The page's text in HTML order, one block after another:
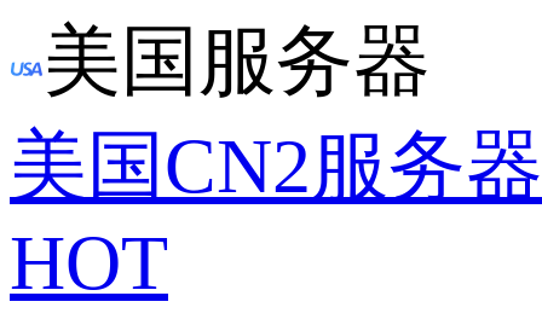
美国服务器
美国CN2服务器
HOT